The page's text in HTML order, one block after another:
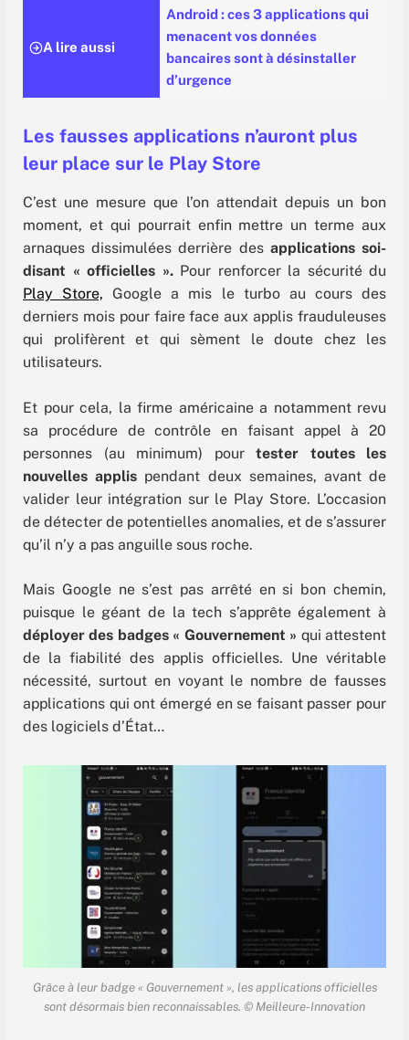
A lire aussi
Android : ces 3 applications qui
menacent vos données
bancaires sont à désinstaller
d’urgence
Les fausses applications n’auront plus
leur place sur le Play Store
C’est une mesure que l’on attendait depuis un bon
moment, et qui pourrait enfin mettre un terme aux
arnaques dissimulées derrière des applications soi-
disant « officielles ».Pour renforcer la sécurité du
Play Store, Google a mis le turbo au cours des
derniers mois pour faire face aux applis frauduleuses
qui prolifèrent et qui sèment le doute chez les
utilisateurs.
Et pour cela, la firme américaine a notamment revu
sa procédure de contrôle en faisant appel à 20
personnes (au minimum) pour tester toutes les
nouvelles applis pendant deux semaines, avant de
valider leur intégration sur le Play Store. L’occasion
de détecter de potentielles anomalies, et de s’assurer
qu’il n’y a pas anguille sous roche.
Mais Google ne s’est pas arrêté en si bon chemin,
puisque le géant de la tech s’apprête également à
déployer des badges « Gouvernement » qui attestent
de la fiabilité des applis officielles. Une véritable
nécessité, surtout en voyant le nombre de fausses
applications qui ont émergé en se faisant passer pour
des logiciels d’État…
Grâce à leur badge « Gouvernement », les applications officielles
sont désormais bien reconnaissables. © Meilleure-Innovation